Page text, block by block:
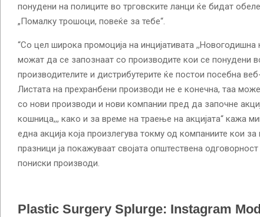
понудени на полиците во трговските ланци ќе бидат
„Помалку трошоци, повеќе за тебе“.
“Со цел широка промоција на инцијативата ,,Новогодишна
можат да се запознаат со производите кои се понудени
производителите и дистрибутерите ќе постои посебна
Листата на прехранбени производи не е конечна, таа
со нови производи и нови компании пред да започне
кошница,,, како и за време на траење на акцијата“ кажа
една акција која произлегува токму од компаниите кои
празници ја покажуваат својата општествена
пониски производи.